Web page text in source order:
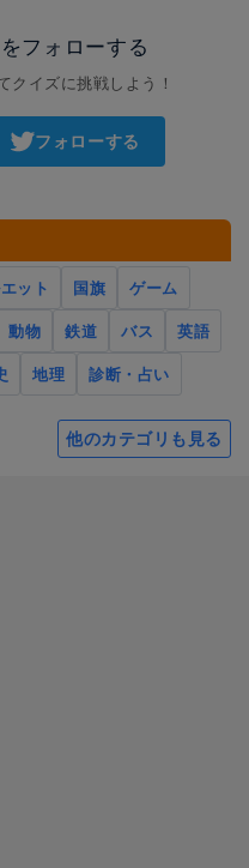
フォローする
クイズに挑戦しよう！
フォローする
ット 国旗
ゲーム
動物 鉄道 バス
英語
地理 診断・占い
他のカテゴリも見る